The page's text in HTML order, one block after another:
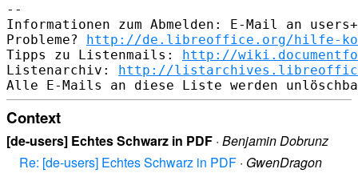
--
Informationen zum Abmelden: E-Mail an
Probleme? http://de.libreoffice.org/hilfe-
Tipps zu Listenmails: http://
Listenarchiv: http://
Context
[de-users] Echtes Schwarz in PDF · Benjamin Dobrunz
Re: [de-users] Echtes Schwarz in PDF · GwenDragon